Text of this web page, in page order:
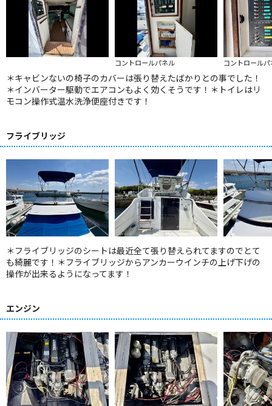
コントロールパネル コントロール
＊キャビンないの椅子のカバーは張り替えたばかりとの事でした！
＊インバーター駆動でエアコンもよく効くそうです！＊トイレはリ
モコン操作式温水洗浄便座付きです！
フライブリッジ
＊フライブリッジのシートは最近全て張り替えられてますのでとて
も綺麗です！＊フライブリッジからアンカーウインチの上げ下げの
操作が出来るようになってます！
エンジン